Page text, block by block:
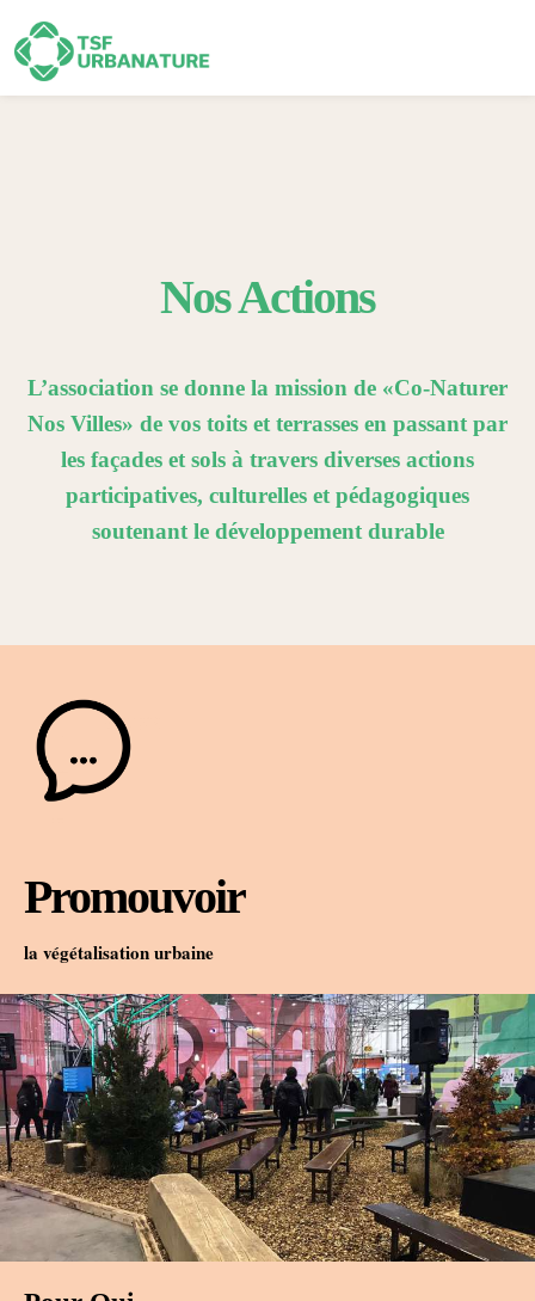
Nos Actions
L’association se donne la mission de «Co-Naturer
Nos Villes» de vos toits et terrasses en passant par
les façades et sols à travers diverses actions
participatives, culturelles et pédagogiques
soutenant le développement durable
Promouvoir
la végétalisation urbaine